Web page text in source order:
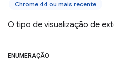
Chrome 44 ou mais recente
O tipo de visualização de
ENUMERAÇÃO